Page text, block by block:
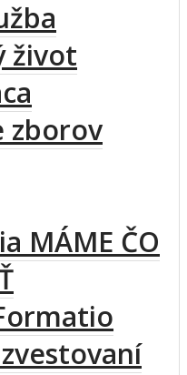
život
zborov
MÁME ČO